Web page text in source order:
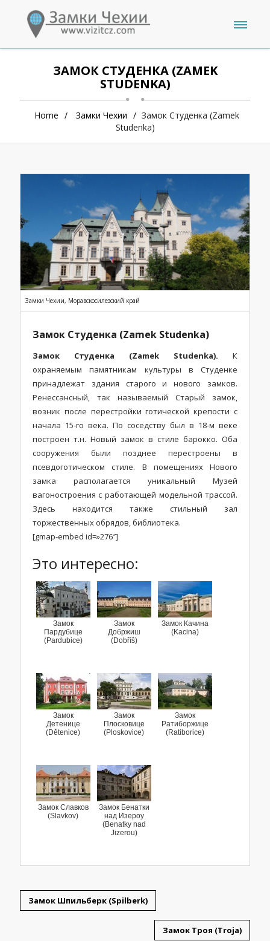
ЗАМОК СТУДЕНКА (ZAMEK
STUDENKA)
Home Замки Чехии
Замок Студенка (Zamek
Studenka)
Замки Чехии, Моравскосилезский край
Замок Студенка (Zamek Studenka)
Замок Студенка (Zamek Studenka). К
охраняемым памятникам культуры в Студенке
принадлежат здания старого и нового замков.
Ренессансный, так называемый Старый замок,
возник после перестройки готической крепости с
начала 15-го века. По соседству был в 18-м веке
построен т.н. Новый замок в стиле барокко. Оба
сооружения были позднее перестроены в
псевдоготическом стиле. В помещениях Нового
замка располагается уникальный Музей
вагоностроения с работающей модельной трассой.
Здесь находится также стильный зал
торжественных обрядов, библиотека.
[gmap-embed id=»276″]
Это интересно:
Замок
Пардубице
(Pardubice)
Замок
Добржиш
(Dobříš)
Замок Качина
(Kacina)
Замок
Детенице
(Dětenice)
Замок
Плосковице
(Ploskovice)
Замок
Ратиборжице
(Ratiborice)
Замок Славков
(Slavkov)
Замок Бенатки
над Изероу
(Benatky nad
Jizerou)
Замок Шпильберк (Spilberk)
Замок Троя (Troja)